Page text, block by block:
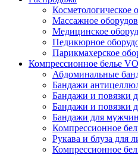
Косметологическое
Массажное
Медицинское
Педикюрное
Парикмахерское
Компрессионное белье
Абдоминальные
Бандажи
Бандажи и повязки
Бандажи и повязки
Бандажи для мужчин
Компрессионное
Рукава и блуза для
Компрессионное